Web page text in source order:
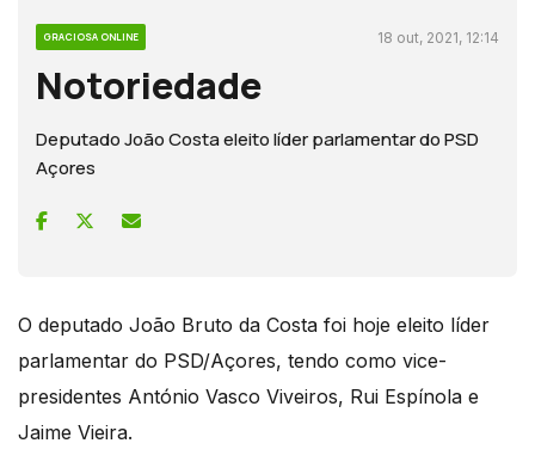
GRACIOSA ONLINE 18 out, 2021, 12:14
Notoriedade
Deputado João Costa eleito líder parlamentar do PSD
Açores
O deputado João Bruto da Costa foi hoje eleito líder
parlamentar do PSD/Açores, tendo como vice-
presidentes António Vasco Viveiros, Rui Espínola e
Jaime Vieira.